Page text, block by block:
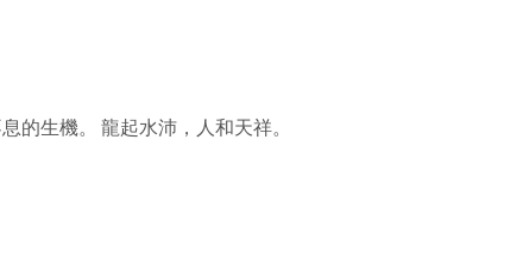
的生機。 龍起水沛，人和天祥。